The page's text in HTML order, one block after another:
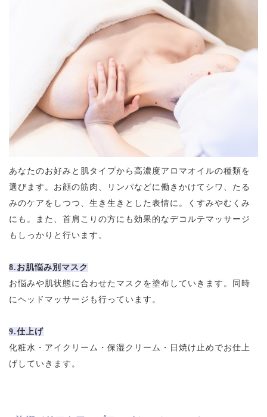
あなたのお好みと肌タイプから高濃度アロマオイルの種類を
選びます。お顔の筋肉、リンパなどに働きかけてシワ、たる
みのケアをしつつ、生き生きとした表情に。くすみやむくみ
にも。また、首肩こりの方にも効果的なデコルテマッサージ
もしっかりと行います。
8.お肌悩み別マスク
お悩みや肌状態に合わせたマスクを塗布していきます。同時
にヘッドマッサージも行っています。
9.仕上げ
化粧水・アイクリーム・保湿クリーム・日焼け止めでお仕上
げしていきます。